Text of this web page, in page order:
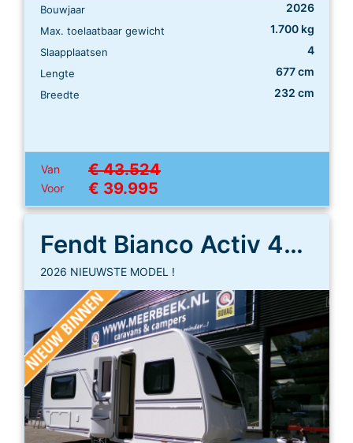
Bouwjaar 2026
Max. toelaatbaar gewicht 1.700 kg
Slaapplaatsen 4
Lengte 677 cm
Breedte 232 cm
Van € 43.524
Voor € 39.995
Fendt Bianco Activ 465 SFH
2026 NIEUWSTE MODEL !